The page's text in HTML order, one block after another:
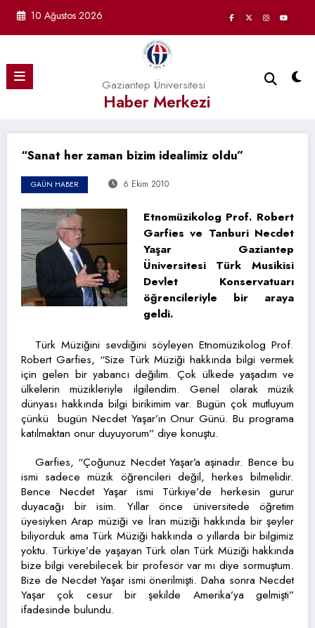
10 Ağustos 2026
Gaziantep Üniversitesi
Haber Merkezi
“Sanat her zaman bizim idealimiz oldu”
GAÜN HABER 6 Ekim 2010
Etnomüzikolog Prof. Robert
Garfies ve Tanburi Necdet
Yaşar Gaziantep
Üniversitesi Türk Musikisi
Devlet Konservatuarı
öğrencileriyle bir araya
geldi.
Türk Müziğini sevdiğini söyleyen Etnomüzikolog Prof.
Robert Garfies, “Size Türk Müziği hakkında bilgi vermek
için gelen bir yabancı değilim. Çok ülkede yaşadım ve
ülkelerin müzikleriyle ilgilendim. Genel olarak müzik
dünyası hakkında bilgi birikimim var. Bugün çok mutluyum
çünkü bugün Necdet Yaşar’ın Onur Günü. Bu programa
katılmaktan onur duyuyorum” diye konuştu.
Garfies, “Çoğunuz Necdet Yaşar’a aşinadır. Bence bu
ismi sadece müzik öğrencileri değil, herkes bilmelidir.
Bence Necdet Yaşar ismi Türkiye’de herkesin gurur
duyacağı bir isim. Yıllar önce üniversitede öğretim
üyesiyken Arap müziği ve İran müziği hakkında bir şeyler
biliyorduk ama Türk Müziği hakkında o yıllarda bir bilgimiz
yoktu. Türkiye’de yaşayan Türk olan Türk Müziği hakkında
bize bilgi verebilecek bir profesör var mı diye sormuştum.
Bize de Necdet Yaşar ismi önerilmişti. Daha sonra Necdet
Yaşar çok cesur bir şekilde Amerika’ya gelmişti”
ifadesinde bulundu.